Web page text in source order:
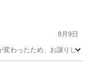
8月9日
わったため、お譲りし